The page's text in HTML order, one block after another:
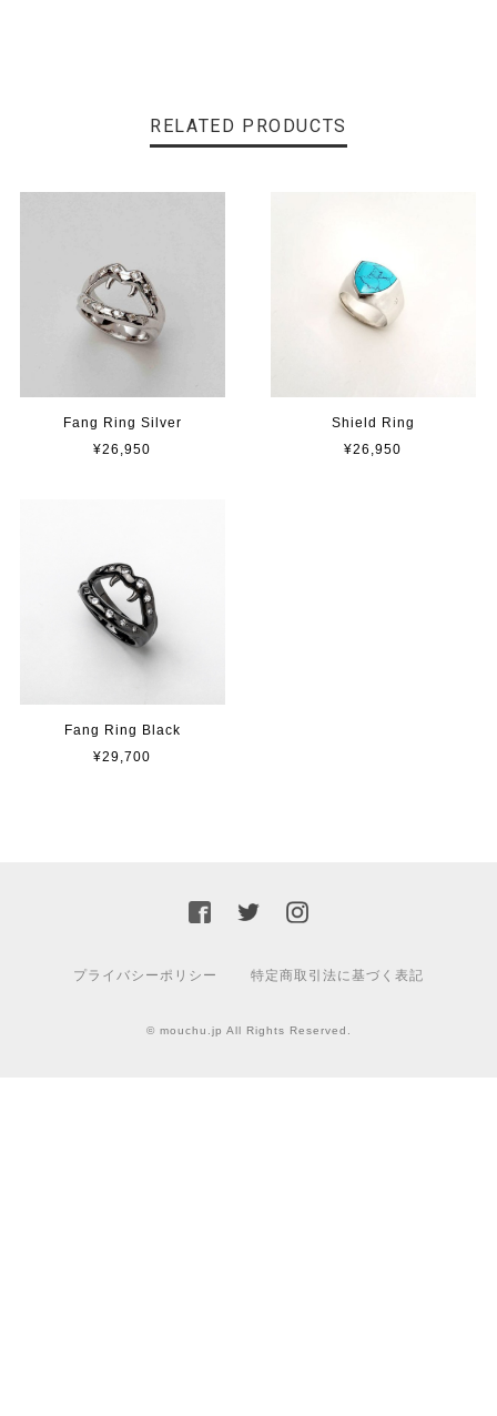
RELATED PRODUCTS
Fang Ring Silver
¥26,950
Shield Ring
¥26,950
Fang Ring Black
¥29,700
プライバシーポリシー 特定商取引法に基づく表記
© mouchu.jp All Rights Reserved.